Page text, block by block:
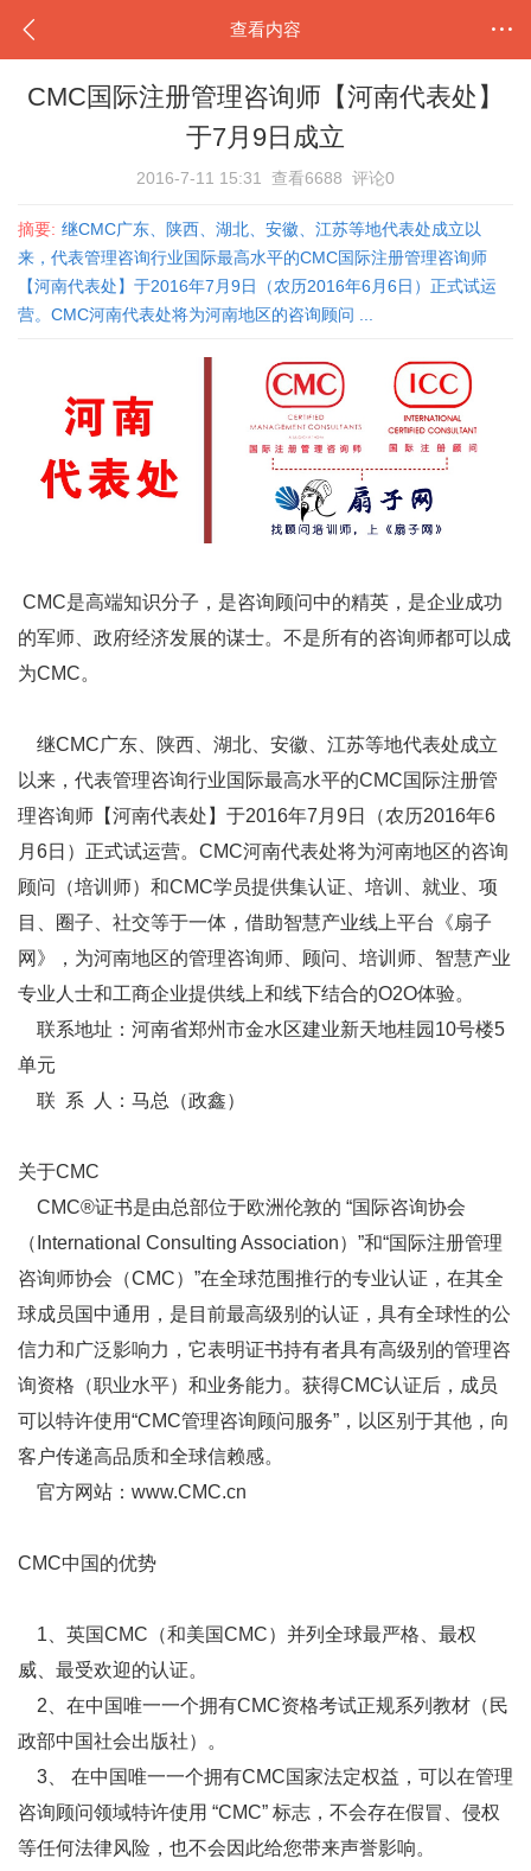
查看内容
CMC国际注册管理咨询师【河南代表处】
于7月9日成立
2016-7-11 15:31 查看6688 评论0
摘要: 继CMC广东、陕西、湖北、安徽、江苏等地代表处成立以
来，代表管理咨询行业国际最高水平的CMC国际注册管理咨询师
【河南代表处】于2016年7月9日（农历2016年6月6日）正式试运
营。CMC河南代表处将为河南地区的咨询顾问 ...
CMC是高端知识分子，是咨询顾问中的精英，是企业成功
的军师、政府经济发展的谋士。不是所有的咨询师都可以成
为CMC。
继CMC广东、陕西、湖北、安徽、江苏等地代表处成立
以来，代表管理咨询行业国际最高水平的CMC国际注册管
理咨询师 【河南代表处】于2016年7月9日（农历2016年6
月6日）正式试运营。CMC河南代表处将为河南地区的咨询
顾问（培训师）和CMC学员提供集认证、培训、就业、项
目、圈子、社交等于一体，借助智慧产业线上平台《扇子
网》，为河南地区的管理咨询师 、顾问、培训师、智慧产业
专业人士和工商企业提供线上和线下结合的O2O体验。
联系地址：河南省郑州市金水区建业新天地桂园10号楼5
单元
联 系 人：马总（政鑫）
关于CMC
CMC®证书是由总部位于欧洲伦敦的 “国际咨询协会
（International Consulting Association）”和“国际注册管理
咨询师协会（CMC）”在全球范围推行的专业认证，在其全
球成员国中通用，是目前最高级别的认证，具有全球性的公
信力和广泛影响力，它表明证书持有者具有高级别的管理咨
询资格（职业水平）和业务能力。获得CMC认证后，成员
可以特许使用“CMC管理咨询顾问服务”，以区别于其他，向
客户传递高品质和全球信赖感。
官方网站：www.CMC.cn
CMC中国的优势
1、英国CMC（和美国CMC）并列全球最严格、最权
威、最受欢迎的认证。
2、在中国唯一一个拥有CMC资格考试正规系列教材（民
政部中国社会出版社）。
3、 在中国唯一一个拥有CMC国家法定权益，可以在管理
咨询顾问领域特许使用 “CMC” 标志，不会存在假冒、侵权
等任何法律风险，也不会因此给您带来声誉影响。